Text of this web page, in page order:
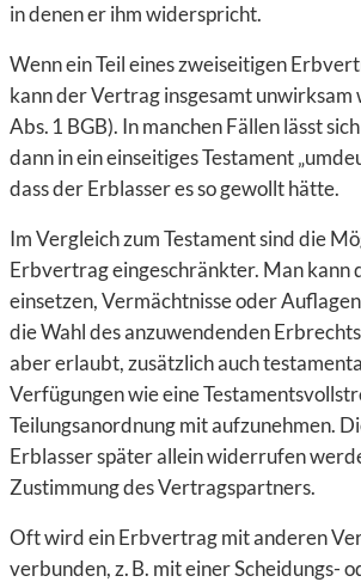
in denen er ihm widerspricht.
Wenn ein Teil eines zweiseitigen
kann der Vertrag insgesamt unwirksam
Abs. 1 BGB). In manchen Fällen lässt
dann in ein einseitiges Testament
dass der Erblasser es so gewollt hätte.
Im Vergleich zum Testament sind die
Erbvertrag eingeschränkter. Man kann
einsetzen, Vermächtnisse oder
die Wahl des anzuwendenden
aber erlaubt, zusätzlich auch
Verfügungen wie eine
Teilungsanordnung mit aufzunehmen.
Erblasser später allein widerrufen
Zustimmung des Vertragspartners.
Oft wird ein Erbvertrag mit anderen
verbunden, z. B. mit einer Scheidungs-